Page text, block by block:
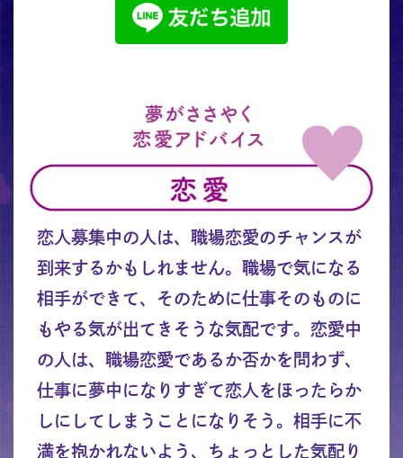
恋人募集中の人は、職場恋愛のチャンスが
到来するかもしれません。職場で気になる
相手ができて、そのために仕事そのものに
もやる気が出てきそうな気配です。恋愛中
の人は、職場恋愛であるか否かを問わず、
仕事に夢中になりすぎて恋人をほったらか
しにしてしまうことになりそう。相手に不
満を抱かれないよう、ちょっとした気配り